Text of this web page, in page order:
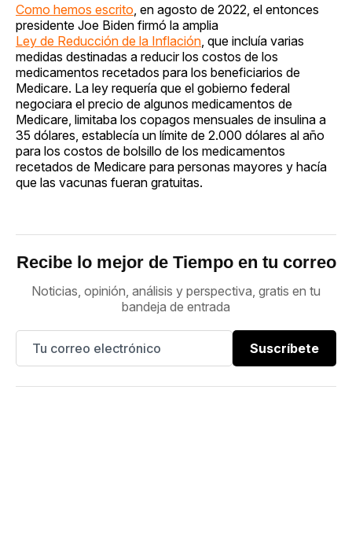
Como hemos escrito , en agosto de 2022, el entonces
presidente Joe Biden firmó la amplia
Ley de Reducción de la Inflación , que incluía varias
medidas destinadas a reducir los costos de los
medicamentos recetados para los beneficiarios de
Medicare. La ley requería que el gobierno federal
negociara el precio de algunos medicamentos de
Medicare, limitaba los copagos mensuales de insulina a
35 dólares, establecía un límite de 2.000 dólares al año
para los costos de bolsillo de los medicamentos
recetados de Medicare para personas mayores y hacía
que las vacunas fueran gratuitas.
Recibe lo mejor de Tiempo en tu correo
Noticias, opinión, análisis y perspectiva, gratis en tu
bandeja de entrada
Suscríbete